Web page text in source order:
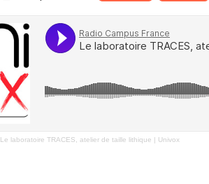
Le laboratoire TRACES, atelier de taille lithique | Univox